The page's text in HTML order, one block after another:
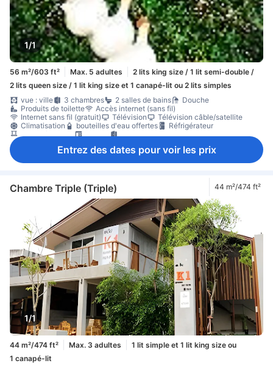
1/1
56 m²/603 ft² Max. 5 adultes
2 lits king size / 1 lit semi-double /
2 lits queen size / 1 lit king size et 1 canapé-lit ou 2 lits simples
vue : ville
3 chambres 2 salles de bains
Douche
Produits de toilette
Accès internet (sans fil)
Internet sans fil (gratuit)
Télévision
Télévision câble/satellite
Climatisation
bouteilles d'eau offertes
Réfrigérateur
Balcon/terrasse
Bureau
chambres communicantes disponibles
Entrez des dates pour voir les prix
Chambre Triple (Triple) 44 m²/474 ft²
1/1
44 m²/474 ft² Max. 3 adultes
1 lit simple et 1 lit king size ou
1 canapé-lit